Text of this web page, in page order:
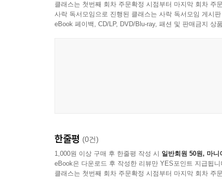
클래스는 첫번째 회차 주문확정 시점부터 마지막 회차 주
사락 독서모임으로 진행된 클래스는 사락 독서모임 게시
eBook 페이백, CD/LP, DVD/Blu-ray, 패션 및 판매금지 상
한줄평 (0건)
1,000원 이상 구매 후 한줄평 작성 시 일반회원 50원, 마니
eBook은 다운로드 후 작성한 리뷰만 YES포인트 지급됩니
클래스는 첫번째 회차 주문확정 시점부터 마지막 회차 주